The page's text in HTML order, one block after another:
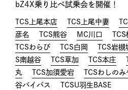
bZ4X乗り比べ試乗会を開催！
TCS上尾本店 TCS上尾中妻
彦名
TCS熊谷 MC川口 TCS
TCSわらび
TCS白岡 TCS岩槻
S南越谷
TCS草加 TCS本庄
丸
TCS加須愛宕 TCSわしのみ
谷バイパス
TCSU羽生BASE